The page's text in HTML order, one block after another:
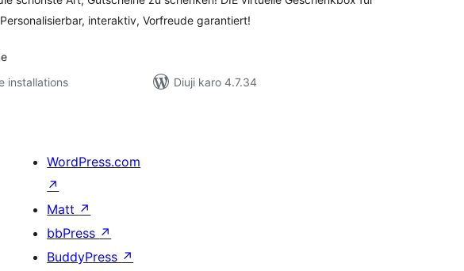
interaktiv, Vorfreude garantiert!
installations
Diuji karo 4.7.34
WordPress.com
↗
Matt ↗
bbPress ↗
BuddyPress ↗